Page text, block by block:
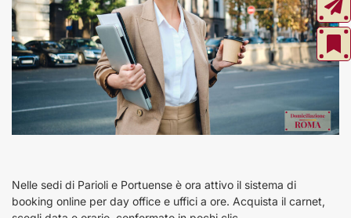
Nelle sedi di Parioli e Portuense è ora attivo il sistema di
booking online per day office e uffici a ore. Acquista il carnet,